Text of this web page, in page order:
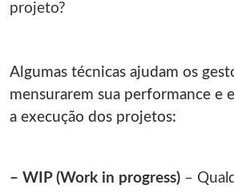
projeto?
Algumas técnicas ajudam os
mensurarem sua performance e
a execução dos projetos:
– WIP (Work in progress) –